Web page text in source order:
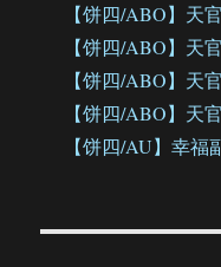
【饼四/ABO】天
【饼四/ABO】天
【饼四/ABO】天
【饼四/ABO】天
【饼四/AU】幸福